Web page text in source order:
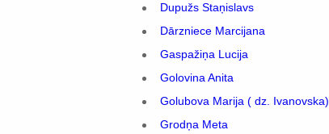
Dupužs Staņislavs
Dārzniece Marcijana
Gaspažiņa Lucija
Golovina Anita
Golubova Marija ( dz. Ivanovska)
Grodņa Meta